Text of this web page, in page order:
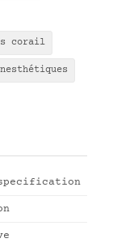
corail